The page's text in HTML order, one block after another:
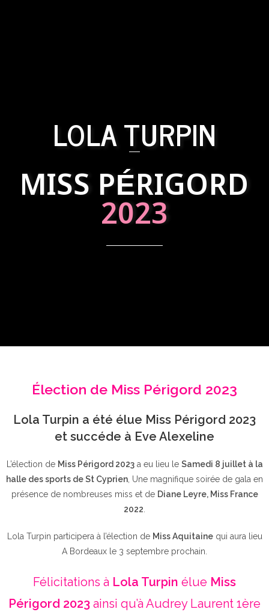
LOLA TURPIN
MISS PÉRIGORD
2023
Élection de Miss Périgord 2023
Lola Turpin a été élue Miss Périgord 2023
et succéde à Eve Alexeline
L’élection de Miss Périgord 2023a eu lieu le Samedi 8 juillet à la
halle des sports de St Cyprien , Une magnifique soirée de gala en
présence de nombreuses miss et de Diane Leyre, Miss France
2022
Lola Turpin participera à l’élection de Miss Aquitainequi aura lieu
A Bordeaux le 3 septembre prochain.
Félicitations à Lola Turpin élue Miss
Périgord 2023 ainsi qu’à Audrey Laurent 1ère